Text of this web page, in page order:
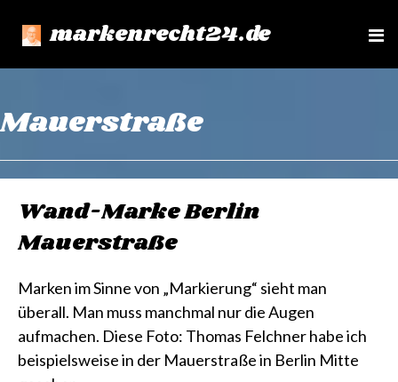
markenrecht24.de
e
Mauerstraße
Wand-Marke Berlin
Mauerstraße
Marken im Sinne von „Markierung“ sieht man
überall. Man muss manchmal nur die Augen
aufmachen. Diese Foto: Thomas Felchner habe ich
beispielsweise in der Mauerstraße in Berlin Mitte